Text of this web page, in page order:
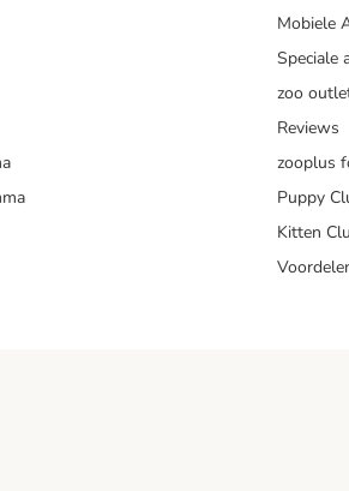
Mobiele
Speciale
zoo
Reviews
zooplus
Puppy
Kitten